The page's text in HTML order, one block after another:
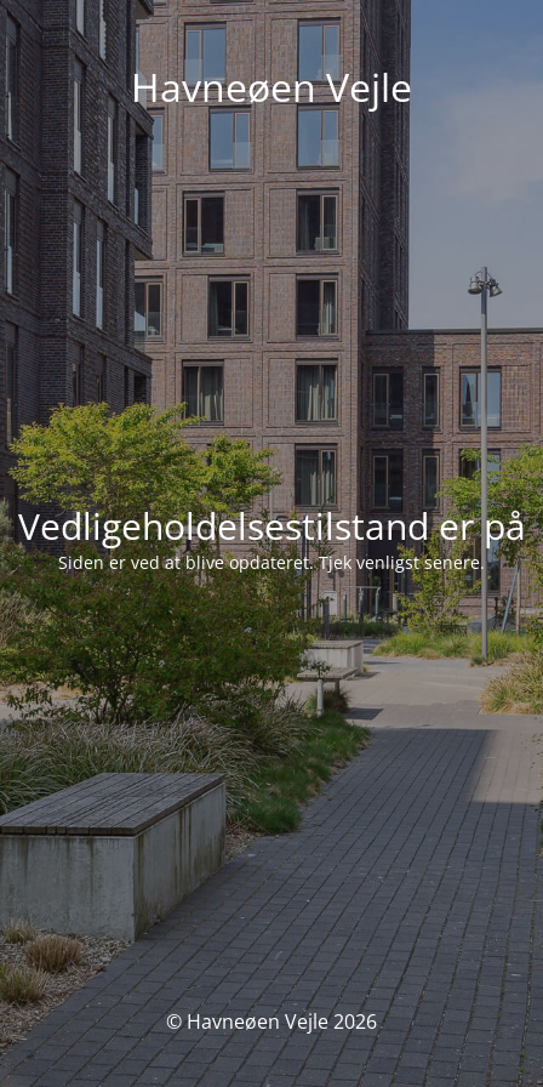
Havneøen Vejle
Vedligeholdelsestilstand er på
Siden er ved at blive opdateret. Tjek venligst senere.
© Havneøen Vejle 2026